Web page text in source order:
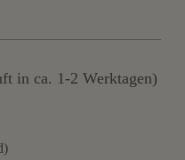
in ca. 1-2 Werktagen)